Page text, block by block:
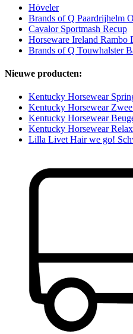
Höveler
Brands of Q Paardrijhelm
Cavalor Sportmash Recup
Horseware Ireland
Brands of Q Touwhalster
Nieuwe producten:
Kentucky Horsewear
Kentucky Horsewear
Kentucky Horsewear
Kentucky Horsewear
Lilla Livet Hair we go!